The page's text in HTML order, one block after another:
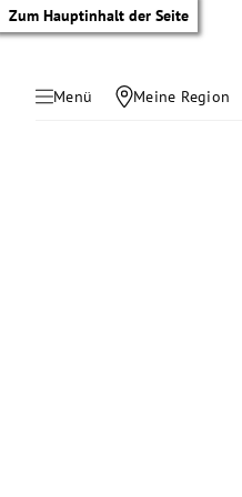
Zum Hauptinhalt der Seite
Menü Meine Region